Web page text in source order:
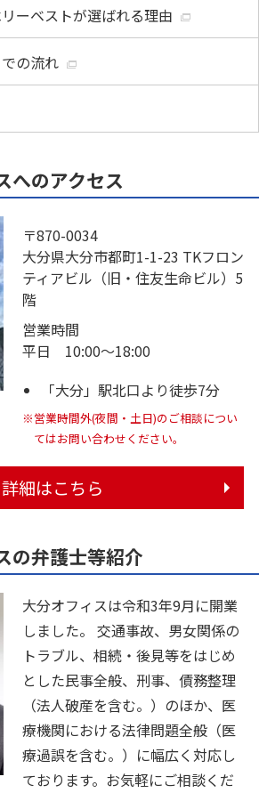
ーベストが選ばれる理由
の流れ
へのアクセス
〒870-0034
大分県大分市都町1-1-23 TKフロン
ティアビル（旧・住友生命ビル）5
階
営業時間
平日 10:00～18:00
「大分」駅北口より徒歩7分
※営業時間外(夜間・土日)のご相談につい
てはお問い合わせください。
詳細はこちら
の弁護士等紹介
大分オフィスは令和3年9月に開業
しました。 交通事故、男女関係の
トラブル、相続・後見等をはじめ
とした民事全般、刑事、債務整理
（法人破産を含む。）のほか、医
療機関における法律問題全般（医
療過誤を含む。）に幅広く対応し
ております。お気軽にご相談くだ